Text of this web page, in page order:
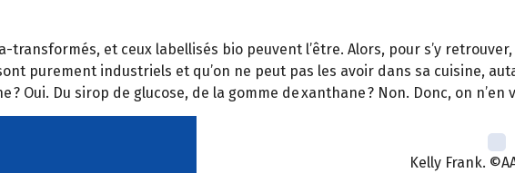
et ceux labellisés bio peuvent l’être. Alors, pour s’y
purement industriels et qu’on ne peut pas les avoir dans sa cuisine,
Oui. Du sirop de glucose, de la gomme de xanthane ? Non. Donc, on n’en
Kelly Frank.